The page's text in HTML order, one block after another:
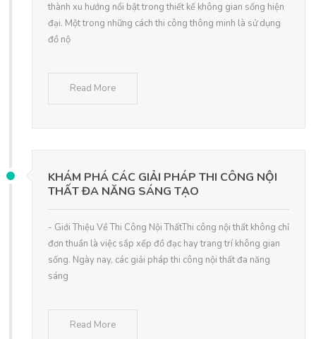
thành xu hướng nổi bật trong thiết kế không gian sống hiện
đại. Một trong những cách thi công thông minh là sử dụng
đồ nộ
Read More
KHÁM PHÁ CÁC GIẢI PHÁP THI CÔNG NỘI
THẤT ĐA NĂNG SÁNG TẠO
- Giới Thiệu Về Thi Công Nội ThấtThi công nội thất không chỉ
đơn thuần là việc sắp xếp đồ đạc hay trang trí không gian
sống. Ngày nay, các giải pháp thi công nội thất đa năng
sáng
Read More